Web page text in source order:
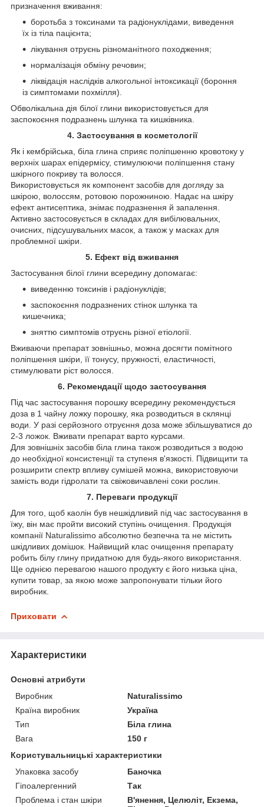
призначення вживання:
боротьба з токсинами та радіонуклідами, виведення
їх із тіла пацієнта;
лікування отруєнь різноманітного походження;
нормалізація обміну речовин;
ліквідація наслідків алкогольної інтоксикації (бороння
із симптомами похмілля).
Обволікальна дія білої глини використовується для
заспокоєння подразнень шлунка та кишківника.
4. Застосування в косметології
Як і кембрійська, біла глина сприяє поліпшенню кровотоку у
верхніх шарах епідермісу, стимулюючи поліпшення стану
шкірного покриву та волосся.
Використовується як компонент засобів для догляду за
шкірою, волоссям, ротовою порожниною. Надає на шкіру
ефект антисептика, знімає подразнення й запалення.
Активно застосовується в складах для вибілювальних,
очисних, підсушувальних масок, а також у масках для
проблемної шкіри.
5. Ефект від вживання
Застосування білої глини всередину допомагає:
виведенню токсинів і радіонуклідів;
заспокоєння подразнених стінок шлунка та
кишечника;
зняттю симптомів отруєнь різної етіології.
Вживаючи препарат зовнішньо, можна досягти помітного
поліпшення шкіри, її тонусу, пружності, еластичності,
стимулювати ріст волосся.
6. Рекомендації щодо застосування
Під час застосування порошку всередину рекомендується
доза в 1 чайну ложку порошку, яка розводиться в склянці
води. У разі серйозного отруєння доза може збільшуватися до
2-3 ложок. Вживати препарат варто курсами.
Для зовнішніх засобів біла глина також розводиться з водою
до необхідної консистенції та ступеня в'язкості. Підвищити та
розширити спектр впливу сумішей можна, використовуючи
замість води гідролати та свіжовичавлені соки рослин.
7. Переваги продукції
Для того, щоб каолін був нешкідливий під час застосування в
їжу, він має пройти високий ступінь очищення. Продукція
компанії Naturalissimo абсолютно безпечна та не містить
шкідливих домішок. Найвищий клас очищення препарату
робить білу глину придатною для будь-якого використання.
Ще однією перевагою нашого продукту є його низька ціна,
купити товар, за якою може запропонувати тільки його
виробник.
Приховати
Характеристики
Основні атрибути
Виробник
Naturalissimo
Країна виробник
Україна
Тип
Біла глина
Вага
150 г
Користувальницькі характеристики
Упаковка засобу
Баночка
Гіпоалергенний
Так
Проблема і стан шкіри
В'янення, Целюліт, Екзема,